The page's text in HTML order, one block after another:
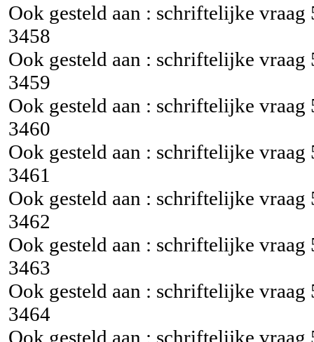
Ook gesteld aan : schriftelijke vraag
3458
Ook gesteld aan : schriftelijke vraag
3459
Ook gesteld aan : schriftelijke vraag
3460
Ook gesteld aan : schriftelijke vraag
3461
Ook gesteld aan : schriftelijke vraag
3462
Ook gesteld aan : schriftelijke vraag
3463
Ook gesteld aan : schriftelijke vraag
3464
Ook gesteld aan : schriftelijke vraag